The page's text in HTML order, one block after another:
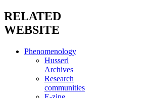
RELATED
WEBSITE
Phenomenology
Husserl
Archives
Research
communities